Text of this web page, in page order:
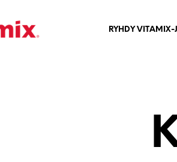
RYHDY VITAMIX-